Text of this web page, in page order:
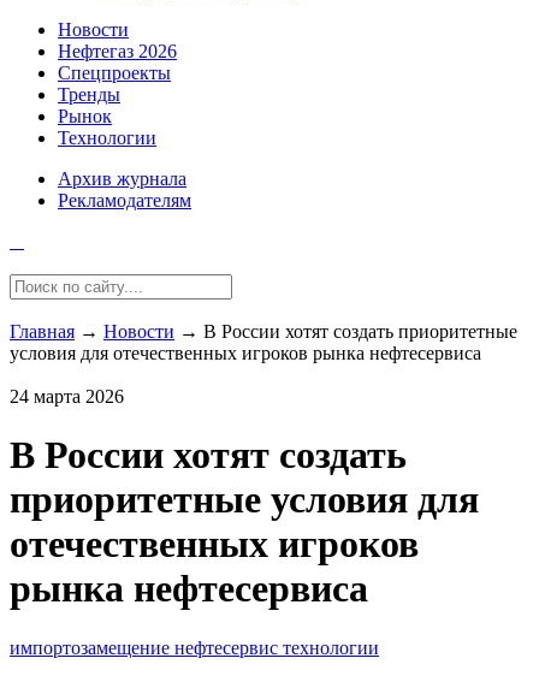
Новости
Нефтегаз 2026
Спецпроекты
Тренды
Рынок
Технологии
Архив журнала
Рекламодателям
Главная → Новости → В России хотят создать приоритетные
условия для отечественных игроков рынка нефтесервиса
24 марта 2026
В России хотят создать
приоритетные условия для
отечественных игроков
рынка нефтесервиса
импортозамещение нефтесервис технологии